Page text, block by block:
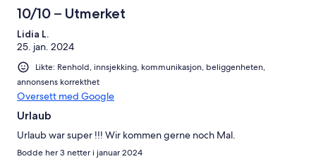
10/10 – Utmerket
Lidia L.
25. jan. 2024
Likte: Renhold, innsjekking, kommunikasjon, beliggenheten,
annonsens korrekthet
Oversett med Google
Urlaub
Urlaub war super !!! Wir kommen gerne noch Mal.
Bodde her 3 netter i januar 2024